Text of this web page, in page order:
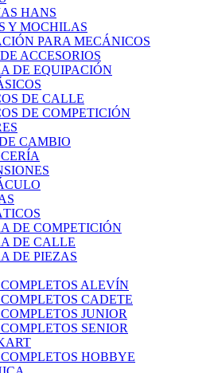
HANS
Y MOCHILAS
PARA MECÁNICOS
ACCESORIOS
DE EQUIPACIÓN
DE CALLE
DE COMPETICIÓN
CAMBIO
DE COMPETICIÓN
DE CALLE
DE PIEZAS
ALEVÍN
CADETE
JUNIOR
SENIOR
HOBBYE